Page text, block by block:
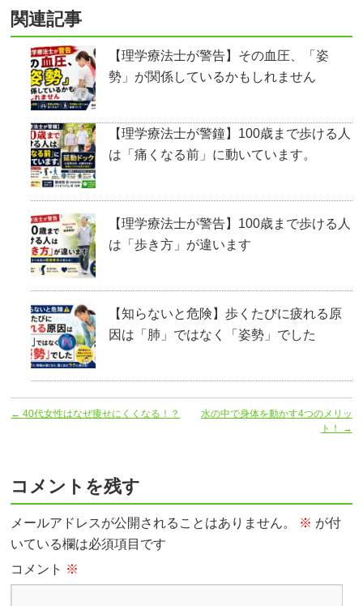
関連記事
【理学療法士が警告】その血圧、「姿
勢」が関係しているかもしれません
【理学療法士が警鐘】100歳まで歩ける人
は「痛くなる前」に動いています。
【理学療法士が警告】100歳まで歩ける人
は「歩き方」が違います
【知らないと危険】歩くたびに疲れる原
因は「肺」ではなく「姿勢」でした
← 40代女性はなぜ痩せにくくなる！？
水の中で身体を動かす4つのメリッ
ト！
→
コメントを残す
メールアドレスが公開されることはありません。 ※ が付
いている欄は必須項目です
コメント ※